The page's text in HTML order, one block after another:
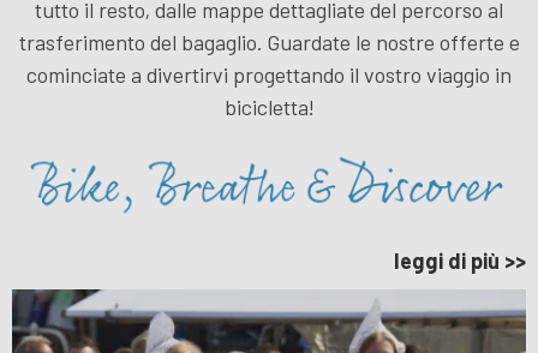
tutto il resto, dalle mappe dettagliate del percorso al
trasferimento del bagaglio. Guardate le nostre offerte e
cominciate a divertirvi progettando il vostro viaggio in
bicicletta!
leggi di più >>